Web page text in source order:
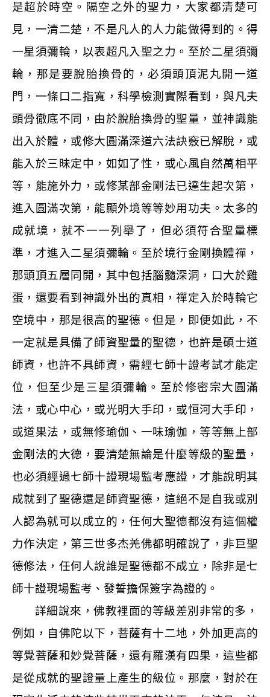
是超於時空。隔空之外的聖力，大家都清楚可
見，一清二楚，不是凡人的人力能做得到的。得
一星須彌輪，以表超凡入聖之力。至於二星須彌
輪，那是要脫胎換骨的，必須頭頂泥丸開一道
門，一條口二指寬，科學檢測實際看到，與凡夫
頭骨徹底不同，由於脫胎換骨的聖量，並神識能
出入於體，或修大圓滿深道六法訣竅已解脫，或
能入於三昧定中，如如了性，或心風自然萬相平
等，能施外力，或修某部金剛法已達生起次第，
進入圓滿次第，能顯外境等等妙用功夫。太多的
成就境，就不一一列舉了，但必須符合聖量標
準，才進入二星須彌輪。至於境行金剛換體禪，
那頭頂五層同開，其中包括腦髓深洞，口大於雞
蛋，還要看到神識外出的真相，禪定入於時輪它
空境中，那是很高的聖德。但是，即便如此，不
一定就是具備了師資聖量的聖德，也許是碩士道
師資，也許不具師資，需經七師十證考試才能定
位，但至少是三星須彌輪。至於修密宗大圓滿
法，或心中心，或光明大手印，或恒河大手印，
或道果法，或無修瑜伽、一味瑜伽，等等無上部
金剛法的大德，要清楚無論是什麼等級的聖量，
也必須經過七師十證現場監考應證，才能說明其
成就到了聖德還是師資聖德，這絕不是自我或別
人認為就可以成立的，任何大聖德都沒有這個權
力作決定，第三世多杰羌佛都明確說了，非巨聖
德修法，任何人說誰是聖德都不成立，除非是七
師十證現場監考、發誓擔保簽字為證的。
詳細說來，佛教裡面的等級差別非常的多，
例如，自佛陀以下，菩薩有十二地，外加更高的
等覺菩薩和妙覺菩薩，還有羅漢有四果，這些都
是從成就的聖證量上產生的級位。那麼，對於在